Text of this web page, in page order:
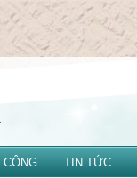
CÔNG TIN TỨC